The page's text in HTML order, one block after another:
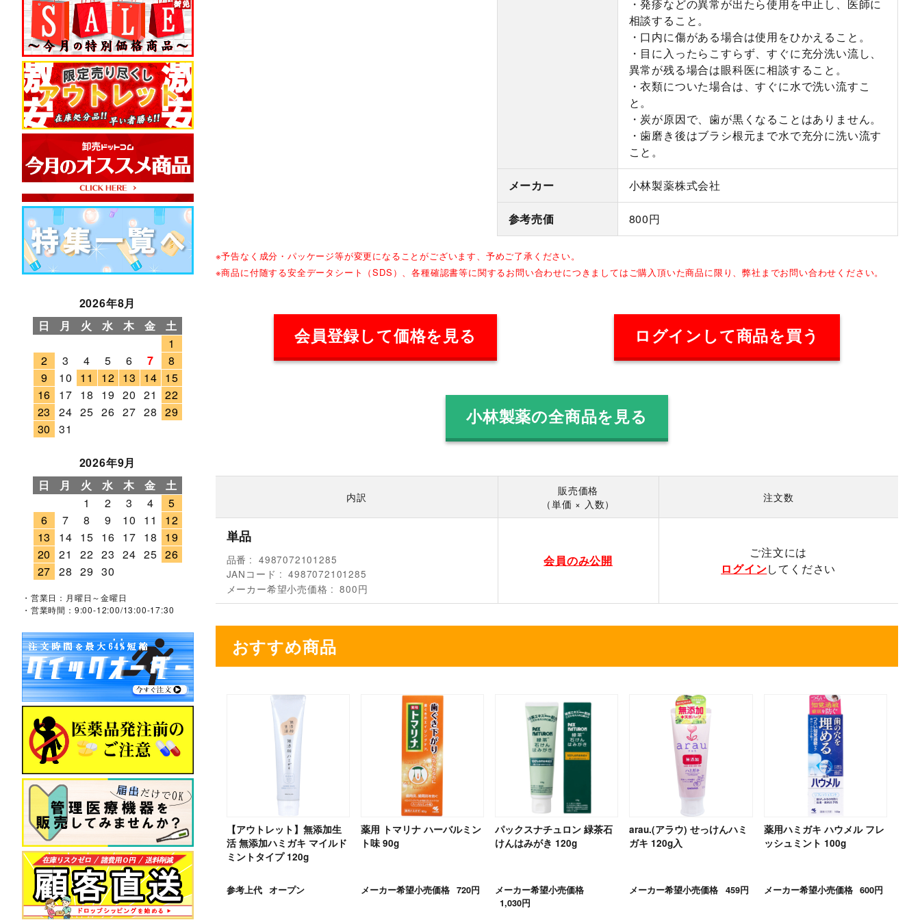
・発疹などの異常が出たら使用を中止し、医師に
相談すること。
・口内に傷がある場合は使用をひかえること。
・目に入ったらこすらず、すぐに充分洗い流し、
異常が残る場合は眼科医に相談すること。
・衣類についた場合は、すぐに水で洗い流すこ
と。
・炭が原因で、歯が黒くなることはありません。
・歯磨き後はブラシ根元まで水で充分に洗い流す
こと。
メーカー 小林製薬株式会社
参考売価 800円
※予告なく成分・パッケージ等が変更になることがございます、予めご了承ください。
※商品に付随する安全データシート（SDS）、各種確認書等に関するお問い合わせにつきましてはご購入頂いた商品に限り、弊社までお問い合わせください。
会員登録して価格を見る ログインして商品を買う
小林製薬の全商品を見る
内訳
販売価格
（単価 × 入数）
注文数
単品
品番
4987072101285
JANコード
4987072101285
メーカー希望小売価格
800円
会員のみ公開
ご注文には
ログインしてください
おすすめ商品
【アウトレット】無添加生
活 無添加ハミガキ マイルド
ミントタイプ 120g
参考上代 オープン
薬用 トマリナ ハーバルミン
ト味 90g
メーカー希望小売価格 720円
パックスナチュロン 緑茶石
けんはみがき 120g
メーカー希望小売価格
1,030円
arau.(アラウ) せっけんハミ
ガキ 120g入
メーカー希望小売価格 459円
薬用ハミガキ ハウメル フレ
ッシュミント 100g
メーカー希望小売価格 600円
2026年8月
日
月 火 水 木 金
土
1
2
3 4 5 6 7
8
9
10 11 12 13 14 15
16
17 18 19 20 21
22
23
24 25 26 27 28 29
30
31
2026年9月
日
月 火 水 木 金
土
1
2 3 4
5
6
7 8 9 10 11
12
13
14 15 16 17 18
19
20
21 22 23 24 25 26
27 28 29 30
・営業日：月曜日～金曜日
・営業時間：9:00-12:00/13:00-17:30